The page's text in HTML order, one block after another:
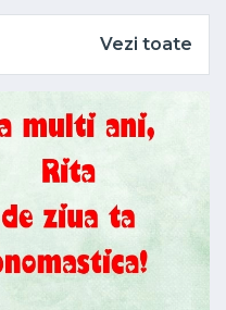
Vezi toate